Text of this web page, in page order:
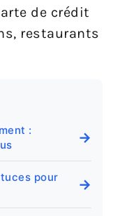
de crédit
restaurants
:
→
pour
→